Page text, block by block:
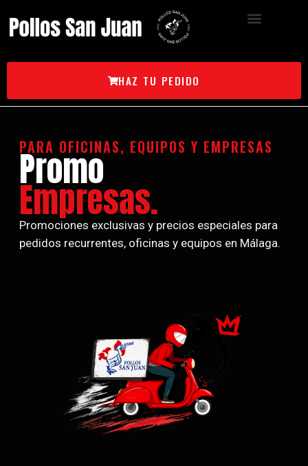
HAZ TU PEDIDO
PARA OFICINAS, EQUIPOS Y EMPRESAS
Promo
Empresas.
Promociones exclusivas y precios especiales para
pedidos recurrentes, oficinas y equipos en Málaga.